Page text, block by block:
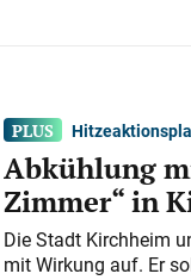
Abkühlung
Zimmer“ in
Die Stadt Kirchheim
mit Wirkung auf. Er